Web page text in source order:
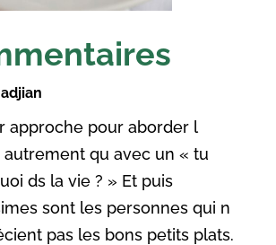
approche pour aborder l
autrement qu avec un « tu
ds la vie ? » Et puis
sont les personnes qui n
pas les bons petits plats.